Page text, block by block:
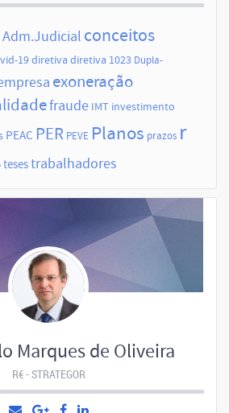
Adm.Judicial conceitos
19diretiva diretiva 1023 Dupla-
exoneração
fraude IMT investimento
PEAC PER PEVE Planos prazos r
tesestrabalhadores
Marques de Oliveira
R€ - STRATEGOR